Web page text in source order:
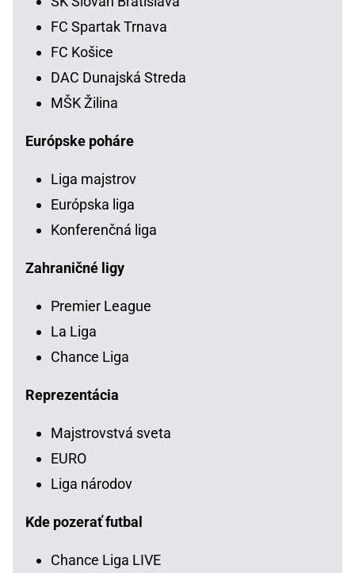
FC Spartak Trnava
FC Košice
DAC Dunajská Streda
MŠK Žilina
Európske poháre
Liga majstrov
Európska liga
Konferenčná liga
Zahraničné ligy
Premier League
La Liga
Chance Liga
Reprezentácia
Majstrovstvá sveta
EURO
Liga národov
Kde pozerať futbal
Chance Liga LIVE